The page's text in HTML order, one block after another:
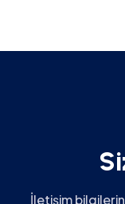
Si
İletişim